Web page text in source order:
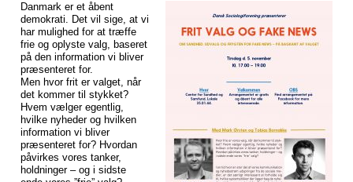
Danmark er et åbent
demokrati. Det vil sige, at vi
har mulighed for at træffe
frie og oplyste valg, baseret
på den information vi bliver
præsenteret for.
Men hvor frit er valget, når
det kommer til stykket?
Hvem vælger egentlig,
hvilke nyheder og hvilken
information vi bliver
præsenteret for? Hvordan
påvirkes vores tanker,
holdninger – og i sidste